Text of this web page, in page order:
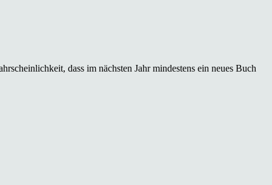
dass im nächsten Jahr mindestens ein neues Buch